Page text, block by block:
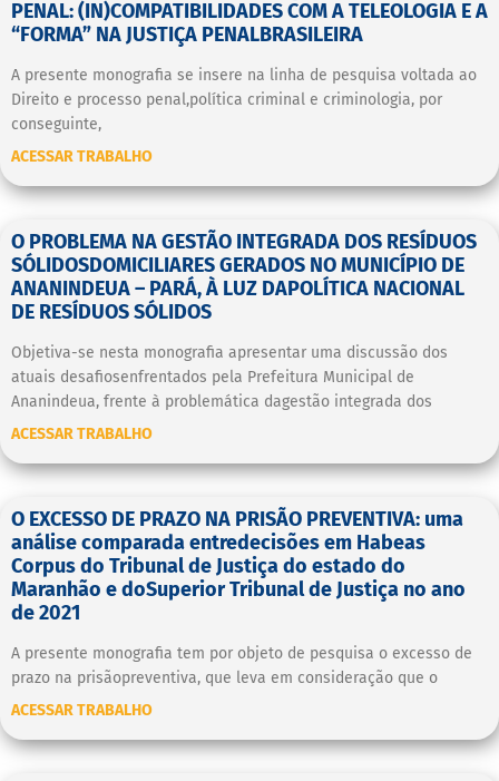
PENAL: (IN)COMPATIBILIDADES COM A TELEOLOGIA E A
“FORMA” NA JUSTIÇA PENALBRASILEIRA
A presente monografia se insere na linha de pesquisa voltada ao
Direito e processo penal,política criminal e criminologia, por
conseguinte,
ACESSAR TRABALHO
O PROBLEMA NA GESTÃO INTEGRADA DOS RESÍDUOS
SÓLIDOSDOMICILIARES GERADOS NO MUNICÍPIO DE
ANANINDEUA – PARÁ, À LUZ DAPOLÍTICA NACIONAL
DE RESÍDUOS SÓLIDOS
Objetiva-se nesta monografia apresentar uma discussão dos
atuais desafiosenfrentados pela Prefeitura Municipal de
Ananindeua, frente à problemática dagestão integrada dos
ACESSAR TRABALHO
O EXCESSO DE PRAZO NA PRISÃO PREVENTIVA: uma
análise comparada entredecisões em Habeas
Corpus do Tribunal de Justiça do estado do
Maranhão e doSuperior Tribunal de Justiça no ano
de 2021
A presente monografia tem por objeto de pesquisa o excesso de
prazo na prisãopreventiva, que leva em consideração que o
ACESSAR TRABALHO